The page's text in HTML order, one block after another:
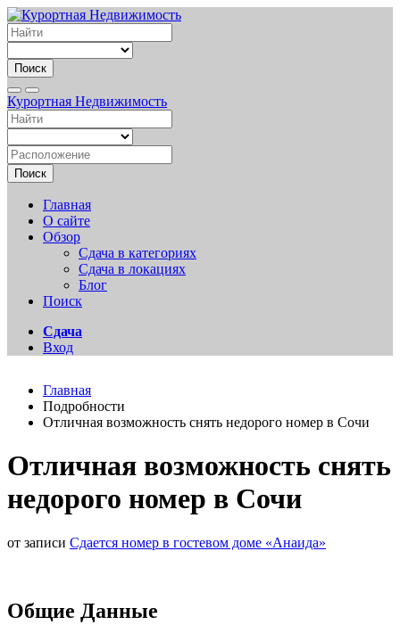
Поиск
Курортная Недвижимость
Поиск
Главная
О сайте
Обзор
Сдача в категориях
Сдача в локациях
Блог
Поиск
Сдача
Вход
Главная
Подробности
Отличная возможность снять недорого номер в Сочи
Отличная возможность снять
недорого номер в Сочи
от записи Сдается номер в гостевом доме «Анаида»
Общие Данные